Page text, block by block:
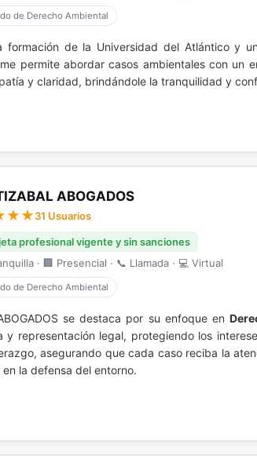
de Derecho Ambiental
formación de la Universidad del Atlántico y
permite abordar casos ambientales con un
y claridad, brindándole la tranquilidad y
ABOGADOS
31 Usuarios
profesional vigente y sin sanciones
· 🏢 Presencial · 📞 Llamada · 💻 Virtual
de Derecho Ambiental
se destaca por su enfoque en
y representación legal, protegiendo los
asegurando que cada caso reciba la
la defensa del entorno.